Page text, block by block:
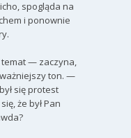
spogląda na
i ponownie
— zaczyna,
ton. —
się protest
że był Pan